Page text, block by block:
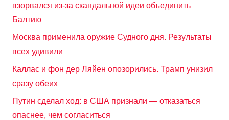
взорвался из-за скандальной идеи объединить
Балтию
Москва применила оружие Судного дня. Результаты
всех удивили
Каллас и фон дер Ляйен опозорились. Трамп унизил
сразу обеих
Путин сделал ход: в США признали — отказаться
опаснее, чем согласиться